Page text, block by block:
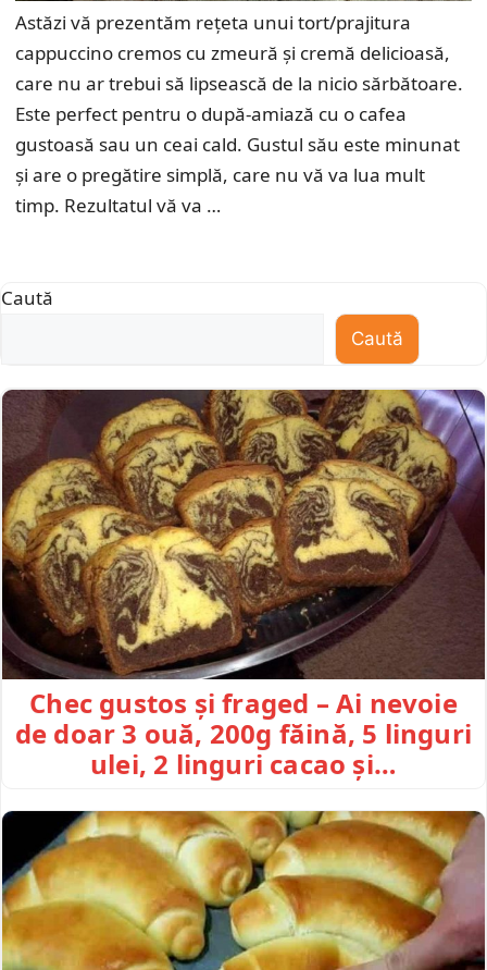
Astăzi vă prezentăm rețeta unui tort/prajitura
cappuccino cremos cu zmeură și cremă delicioasă,
care nu ar trebui să lipsească de la nicio sărbătoare.
Este perfect pentru o după-amiază cu o cafea
gustoasă sau un ceai cald. Gustul său este minunat
și are o pregătire simplă, care nu vă va lua mult
timp. Rezultatul vă va …
Caută
Caută
Chec gustos și fraged – Ai nevoie
de doar 3 ouă, 200g făină, 5 linguri
ulei, 2 linguri cacao și…